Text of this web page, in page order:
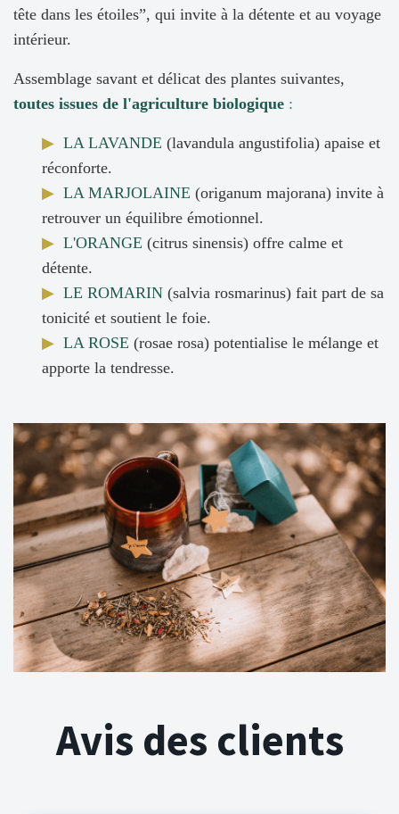
tête dans les étoiles”, qui invite à la détente et au voyage
intérieur.
Assemblage savant et délicat des plantes suivantes,
toutes issues de l'agriculture biologique :
▶ LA LAVANDE (lavandula angustifolia) apaise et
réconforte.
▶ LA MARJOLAINE (origanum majorana) invite à
retrouver un équilibre émotionnel.
▶ L'ORANGE (citrus sinensis) offre calme et
détente.
▶ LE ROMARIN (salvia rosmarinus) fait part de sa
tonicité et soutient le foie.
▶ LA ROSE (rosae rosa) potentialise le mélange et
apporte la tendresse.
Avis des clients